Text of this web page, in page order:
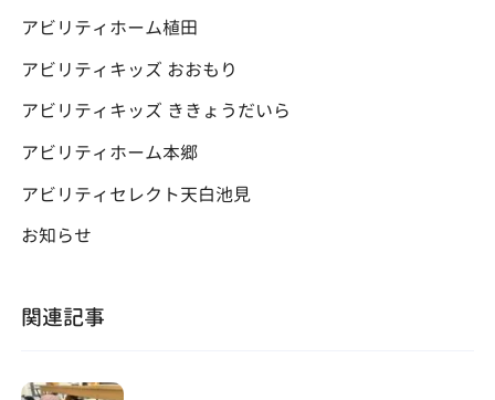
アビリティホーム植田
アビリティキッズ おおもり
アビリティキッズ ききょうだいら
アビリティホーム本郷
アビリティセレクト天白池見
お知らせ
関連記事